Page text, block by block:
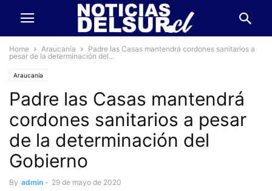
Home Araucanía
Padre las Casas mantendrá cordones sanitarios a
pesar de la determinación del...
Araucanía
Padre las Casas mantendrá
cordones sanitarios a pesar
de la determinación del
Gobierno
By admin - 29 de mayo de 2020